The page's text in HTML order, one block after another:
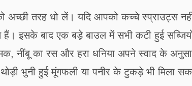
अच्छी तरह धो लें। यदि आपको कच्चे स्प्राउट्स
इसके बाद एक बड़े बाउल में सभी कटी हुई
नींबू का रस और हरा धनिया अपने स्वाद के
भुनी हुई मूंगफली या पनीर के टुकड़े भी मिला